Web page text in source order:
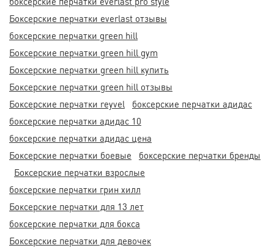
Боксерские перчатки everlast отзывы
боксерские перчатки green hill
Боксерские перчатки green hill gym
Боксерские перчатки green hill купить
Боксерские перчатки green hill отзывы
Боксерские перчатки reyvel
боксерские перчатки адидас
боксерские перчатки адидас 10
боксерские перчатки адидас цена
Боксерские перчатки боевые
боксерские перчатки бренды
Боксерские перчатки взрослые
боксерские перчатки грин хилл
Боксерские перчатки для 13 лет
боксерские перчатки для бокса
Боксерские перчатки для девочек